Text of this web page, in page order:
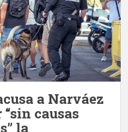
a Narváez
causas
la